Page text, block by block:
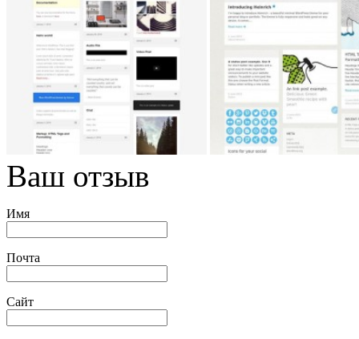
Ваш отзыв
Имя
Почта
Сайт